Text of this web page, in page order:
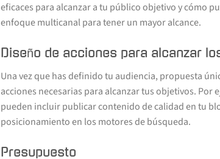
eficaces para alcanzar a tu público objetivo y cómo
enfoque multicanal para tener un mayor alcance.
Diseño de acciones para alcanzar
Una vez que has definido tu audiencia, propuesta
acciones necesarias para alcanzar tus objetivos.
pueden incluir publicar contenido de calidad en tu
posicionamiento en los motores de búsqueda.
Presupuesto